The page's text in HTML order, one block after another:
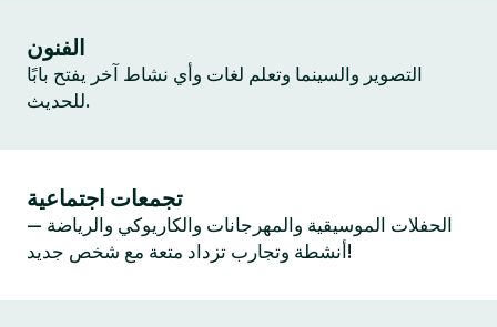
الفنون
التصوير والسينما وتعلم لغات وأي نشاط آخر يفتح بابًا
للحديث.
تجمعات اجتماعية
الحفلات الموسيقية والمهرجانات والكاريوكي والرياضة —
أنشطة وتجارب تزداد متعة مع شخص جديد!